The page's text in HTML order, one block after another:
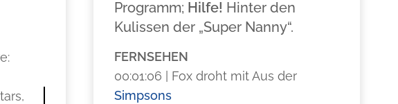
Programm; Hilfe! Hinter den
Kulissen der „Super Nanny“.
FERNSEHEN
00:01:06 | Fox droht mit Aus der
Simpsons